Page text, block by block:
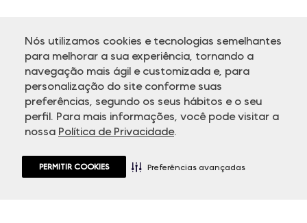
Nós utilizamos cookies e tecnologias semelhantes
para melhorar a sua experiência, tornando a
navegação mais ágil e customizada e, para
personalização do site conforme suas
preferências, segundo os seus hábitos e o seu
perfil. Para mais informações, você pode visitar a
nossa Política de Privacidade.
PERMITIR COOKIES Preferências avançadas